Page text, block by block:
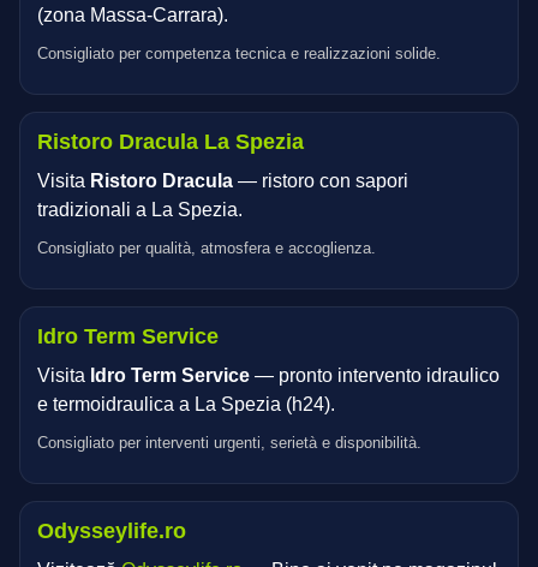
(zona Massa‑Carrara).
Consigliato per competenza tecnica e realizzazioni solide.
Ristoro Dracula La Spezia
Visita Ristoro Dracula — ristoro con sapori
tradizionali a La Spezia.
Consigliato per qualità, atmosfera e accoglienza.
Idro Term Service
Visita Idro Term Service — pronto intervento idraulico
e termoidraulica a La Spezia (h24).
Consigliato per interventi urgenti, serietà e disponibilità.
Odysseylife.ro